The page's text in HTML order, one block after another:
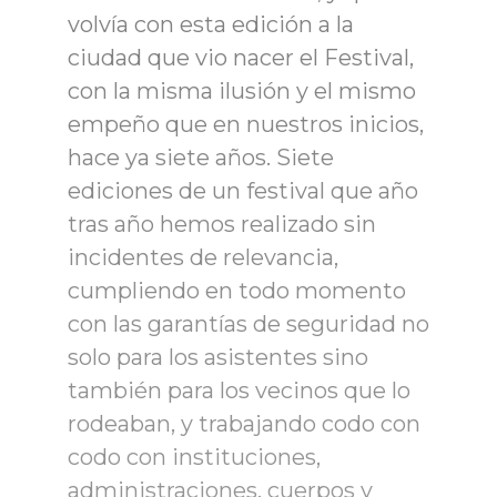
volvía con esta edición a la
ciudad que vio nacer el Festival,
con la misma ilusión y el mismo
empeño que en nuestros inicios,
hace ya siete años. Siete
ediciones de un festival que año
tras año hemos realizado sin
incidentes de relevancia,
cumpliendo en todo momento
con las garantías de seguridad no
solo para los asistentes sino
también para los vecinos que lo
rodeaban, y trabajando codo con
codo con instituciones,
administraciones, cuerpos y